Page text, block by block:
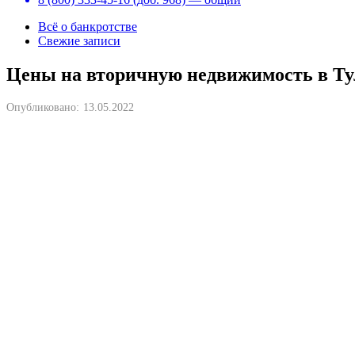
Всё о банкротстве
Свежие записи
Цены на вторичную недвижимость в
Опубликовано: 13.05.2022